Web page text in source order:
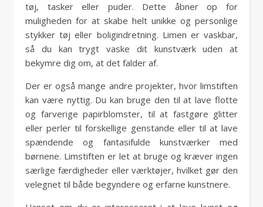
tøj, tasker eller puder. Dette åbner op for
muligheden for at skabe helt unikke og personlige
stykker tøj eller boligindretning. Limen er vaskbar,
så du kan trygt vaske dit kunstværk uden at
bekymre dig om, at det falder af.
Der er også mange andre projekter, hvor limstiften
kan være nyttig. Du kan bruge den til at lave flotte
og farverige papirblomster, til at fastgøre glitter
eller perler til forskellige genstande eller til at lave
spændende og fantasifulde kunstværker med
børnene. Limstiften er let at bruge og kræver ingen
særlige færdigheder eller værktøjer, hvilket gør den
velegnet til både begyndere og erfarne kunstnere.